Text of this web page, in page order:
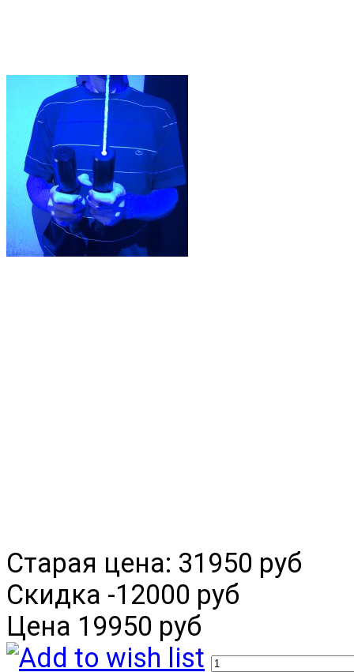
Старая цена: 31950 руб
Скидка -12000 руб
Цена 19950 руб